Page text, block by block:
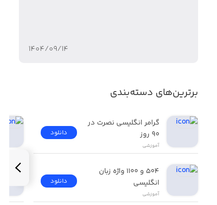
۱۴۰۴/۰۹/۱۴
برترین‌های دسته‌بندی
٩٠ روز
آموزشی
دانلود
انگلیسی
آموزشی
دانلود